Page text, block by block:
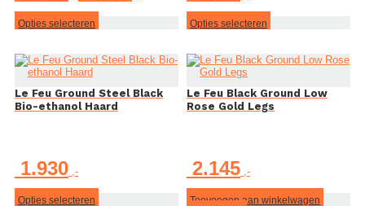
Opties selecteren
meerdere
optie
kan
Opties selecteren
meerdere
optie
kan
Le Feu Ground Steel Black
Bio-ethanol Haard
1.930
Opties selecteren
Le Feu Black Ground Low
Rose Gold Legs
2.145
Toevoegen aan winkelwagen